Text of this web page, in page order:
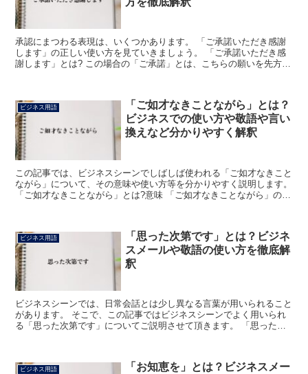
承認にまつわる表現は、いくつかあります。 「ご承諾いただき感謝
します」の正しい使い方を見ていきましょう。 「ご承諾いただき感
謝します」とは? この場合の「ご承諾」とは、こちらの願いを先方が
ビジネス用語
「ご如才なきことながら」とは？
ビジネスでの使い方や敬語や言い
換えなど分かりやすく解釈
この記事では、ビジネスシーンでしばしば使われる「ご如才なきこと
ながら」について、その意味や使い方等を分かりやすく説明します。
「ご如才なきことながら」とは?意味 「ご如才なきことながら」のフ
ビジネス用語
「思った次第です」とは？ビジネ
スメールや敬語の使い方を徹底解
釈
ビジネスシーンでは、日常会話とは少し異なる言葉が用いられること
があります。 そこで、この記事ではビジネスシーンでよく用いられ
る「思った次第です」についてご説明させて頂きます。 「思った次
ビジネス用語
「お知恵を」とは？ビジネスメー